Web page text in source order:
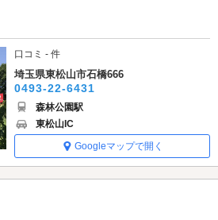
口コミ - 件
埼玉県東松山市石橋666
0493-22-6431
森林公園駅
東松山IC
Googleマップで開く